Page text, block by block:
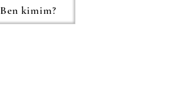
Ben kimim?